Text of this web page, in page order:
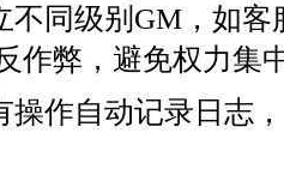
不同级别GM，如客
作弊，避免权力集
操作自动记录日志